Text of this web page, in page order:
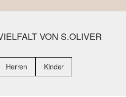
VON S.OLIVER
Herren Kinder